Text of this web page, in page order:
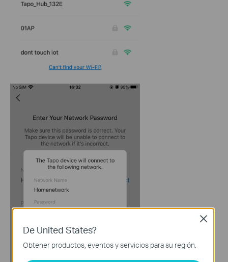
De United States?
Obtener productos, eventos y servicios para su región.
Close